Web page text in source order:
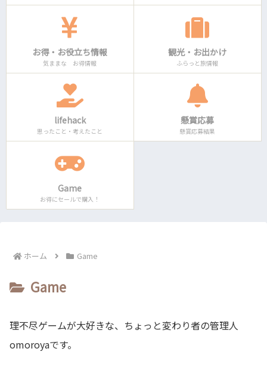
お得・お役立ち情報
気ままな お得情報
観光・お出かけ
ふらっと旅情報
lifehack
思ったこと・考えたこと
懸賞応募
懸賞応募結果
Game
お得にセールで購入！
ホーム Game
Game
理不尽ゲームが大好きな、ちょっと変わり者の管理人
omoroyaです。